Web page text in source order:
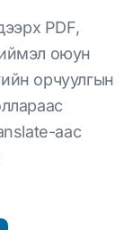
PDF,
оюун
орчуулгын
аас